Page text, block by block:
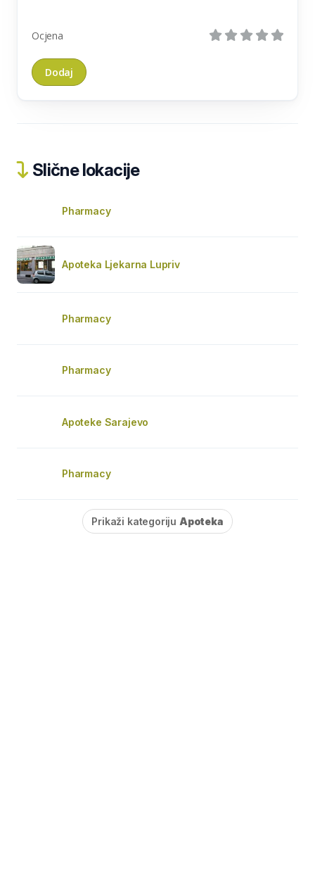
Ocjena
Slične lokacije
Pharmacy
Apoteka Ljekarna Lupriv
Pharmacy
Pharmacy
Apoteke Sarajevo
Pharmacy
Prikaži kategoriju Apoteka